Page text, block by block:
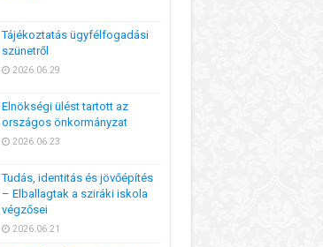
Tájékoztatás ügyfélfogadási
szünetről
2026.06.29
Elnökségi ülést tartott az
országos önkormányzat
2026.06.23
Tudás, identitás és jövőépítés
– Elballagtak a sziráki iskola
végzősei
2026.06.21